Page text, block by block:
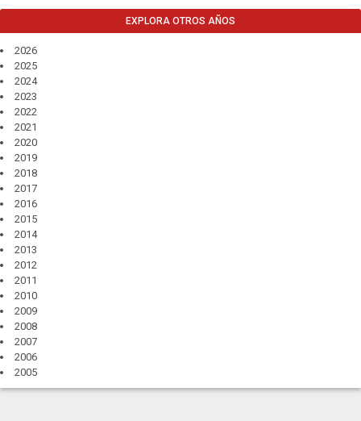
EXPLORA OTROS AÑOS
2026
2025
2024
2023
2022
2021
2020
2019
2018
2017
2016
2015
2014
2013
2012
2011
2010
2009
2008
2007
2006
2005